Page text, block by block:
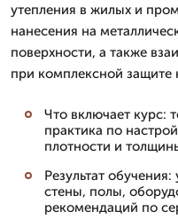
утепления в жилых и
нанесения на
поверхности, а также
при комплексной защите
Что включает курс:
практика по
плотности и
Результат
стены, полы,
рекомендаций по